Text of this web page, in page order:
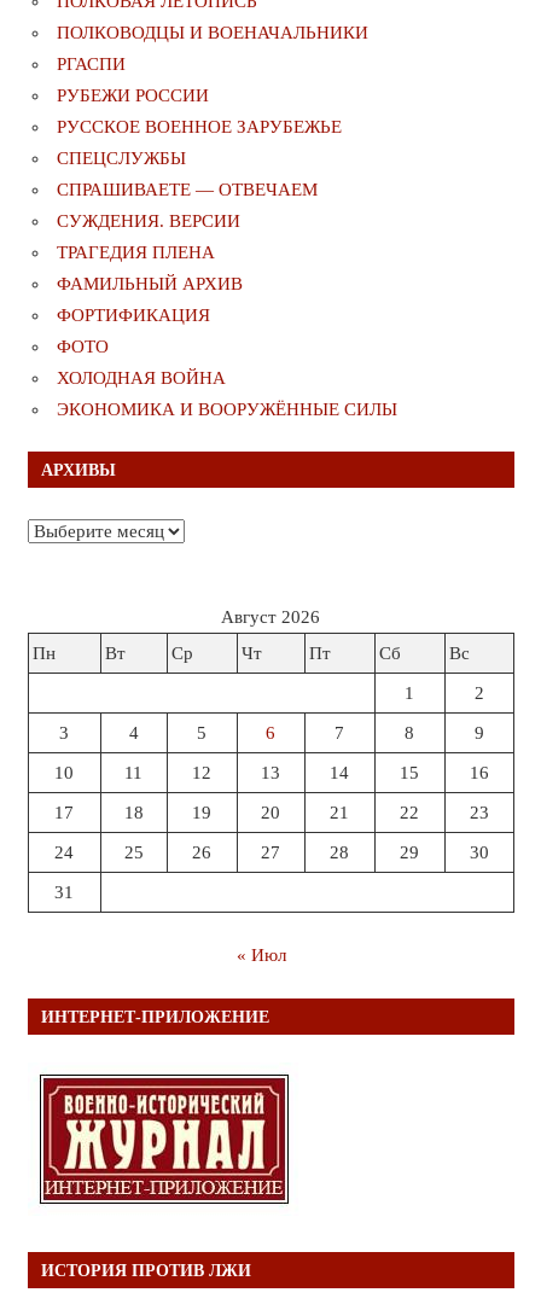
ПОЛКОВОДЦЫ И ВОЕНАЧАЛЬНИКИ
РГАСПИ
РУБЕЖИ РОССИИ
РУССКОЕ ВОЕННОЕ ЗАРУБЕЖЬЕ
СПЕЦСЛУЖБЫ
СПРАШИВАЕТЕ — ОТВЕЧАЕМ
СУЖДЕНИЯ. ВЕРСИИ
ТРАГЕДИЯ ПЛЕНА
ФАМИЛЬНЫЙ АРХИВ
ФОРТИФИКАЦИЯ
ФОТО
ХОЛОДНАЯ ВОЙНА
ЭКОНОМИКА И ВООРУЖЁННЫЕ СИЛЫ
АРХИВЫ
Архивы
Август 2026
Пн
Вт Ср Чт Пт Сб Вс
1 2
3 4 5 6 7 8 9
10 11 12 13 14 15 16
17 18 19 20 21 22 23
24 25 26 27 28 29 30
31
« Июл
ИНТЕРНЕТ-ПРИЛОЖЕНИЕ
ИСТОРИЯ ПРОТИВ ЛЖИ